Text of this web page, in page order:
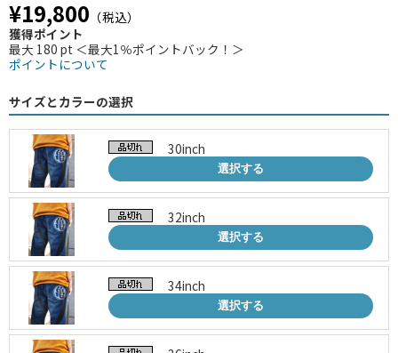
¥19,800 （税込）
獲得ポイント
最大 180 pt ＜最大1％ポイントバック！＞
ポイントについて
サイズとカラーの選択
30inch
選択する
32inch
選択する
34inch
選択する